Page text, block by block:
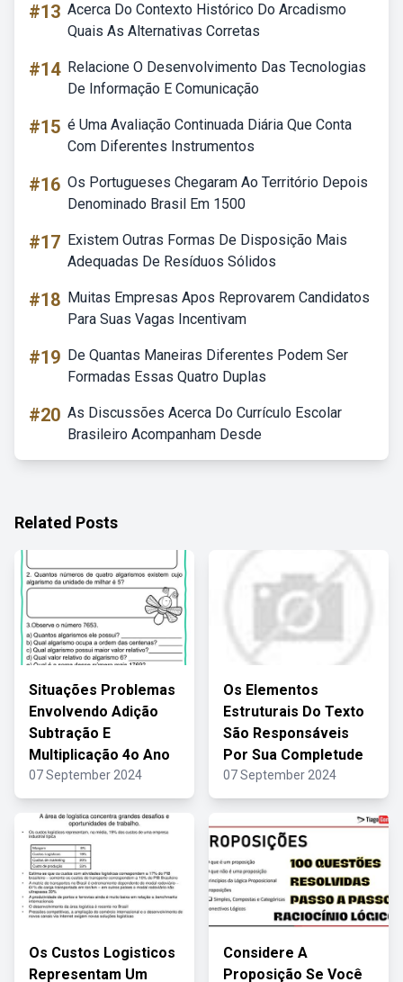
#13 Acerca Do Contexto Histórico Do Arcadismo
Quais As Alternativas Corretas
#14 Relacione O Desenvolvimento Das Tecnologias
De Informação E Comunicação
#15 é Uma Avaliação Continuada Diária Que Conta
Com Diferentes Instrumentos
#16 Os Portugueses Chegaram Ao Território Depois
Denominado Brasil Em 1500
#17 Existem Outras Formas De Disposição Mais
Adequadas De Resíduos Sólidos
#18 Muitas Empresas Apos Reprovarem Candidatos
Para Suas Vagas Incentivam
#19 De Quantas Maneiras Diferentes Podem Ser
Formadas Essas Quatro Duplas
#20 As Discussões Acerca Do Currículo Escolar
Brasileiro Acompanham Desde
Related Posts
Situações Problemas
Envolvendo Adição
Subtração E
Multiplicação 4o Ano
07 September 2024
Os Elementos
Estruturais Do Texto
São Responsáveis
Por Sua Completude
07 September 2024
Os Custos Logisticos
Representam Um
Considere A
Proposição Se Você